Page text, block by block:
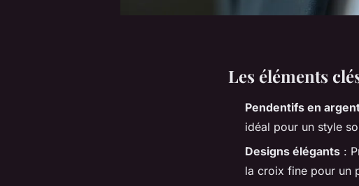
Les éléments
Pendentifs en
idéal pour un style
Designs élégants :
la croix fine pour un